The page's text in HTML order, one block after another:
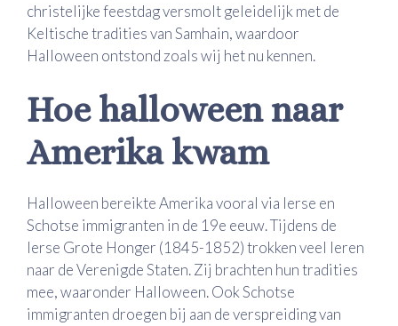
christelijke feestdag versmolt geleidelijk met de
Keltische tradities van Samhain, waardoor
Halloween ontstond zoals wij het nu kennen.
Hoe halloween naar
Amerika kwam
Halloween bereikte Amerika vooral via Ierse en
Schotse immigranten in de 19e eeuw. Tijdens de
Ierse Grote Honger (1845-1852) trokken veel Ieren
naar de Verenigde Staten. Zij brachten hun tradities
mee, waaronder Halloween. Ook Schotse
immigranten droegen bij aan de verspreiding van